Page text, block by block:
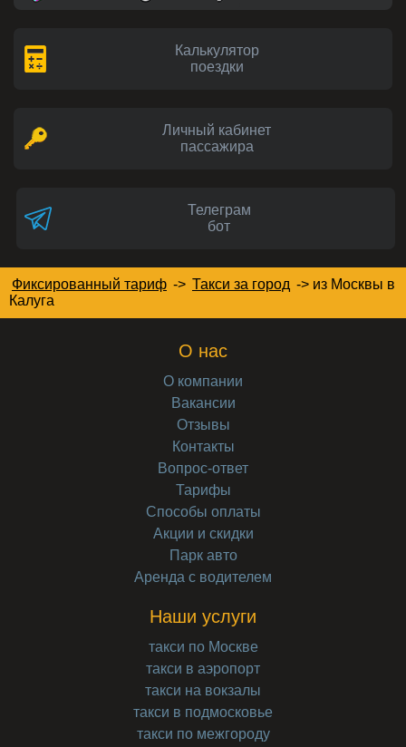
Калькулятор
поездки
Личный кабинет
пассажира
Телеграм
бот
Фиксированный тариф -> Такси за город -> из Москвы в
Калуга
О нас
О компании
Вакансии
Отзывы
Контакты
Вопрос-ответ
Тарифы
Способы оплаты
Акции и скидки
Парк авто
Аренда с водителем
Наши услуги
такси по Москве
такси в аэропорт
такси на вокзалы
такси в подмосковье
такси по межгороду